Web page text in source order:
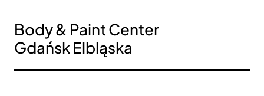
Body & Paint Center
Gdańsk Elbląska